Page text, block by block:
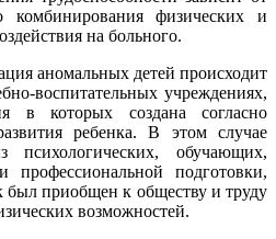
комбинирования физических и
на больного.
аномальных детей происходит
воспитательных учреждениях,
в которых создана согласно
ребенка. В этом случае
психологических, обучающих,
профессиональной подготовки,
приобщен к обществу и труду
возможностей.